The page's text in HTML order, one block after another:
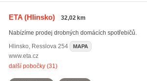
ETA(Hlinsko) 32,02 km
Nabízíme prodej drobných domácích spotřebičů.
Hlinsko, Resslova 254 MAPA
www.eta.cz
další pobočky (31)